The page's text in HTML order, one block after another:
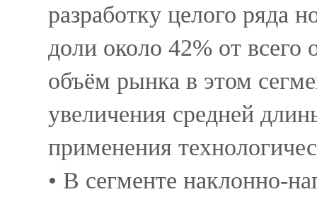
разработку целого ряда
доли около 42% от
объём рынка в этом
увеличения средней
применения
• В сегменте наклонно-